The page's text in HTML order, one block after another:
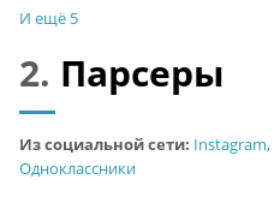
И ещё 5
2. Парсеры
Из социальной сети: Instagram,
Одноклассники